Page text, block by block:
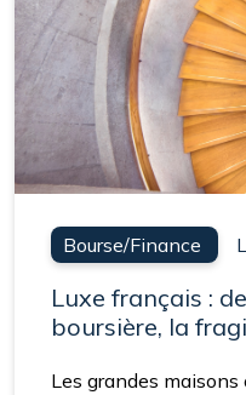
Bourse/Finance
Luxe français :
boursière, la
Les grandes